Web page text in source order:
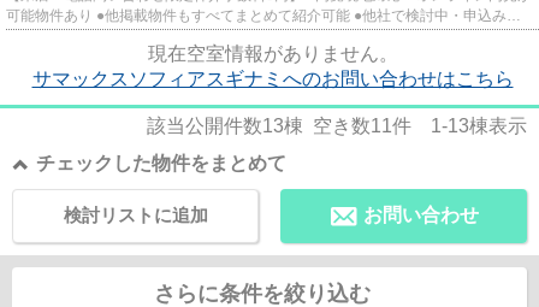
可能物件あり ●他掲載物件もすべてまとめて紹介可能 ●他社で検討中・申込み済
現在空室情報がありません。
サマックスソフィアスギナミへのお問い合わせはこちら
該当公開件数13棟 空き数11件 1-13棟表示
チェックした物件をまとめて
お問い合わせ
検討リストに追加
さらに条件を絞り込む